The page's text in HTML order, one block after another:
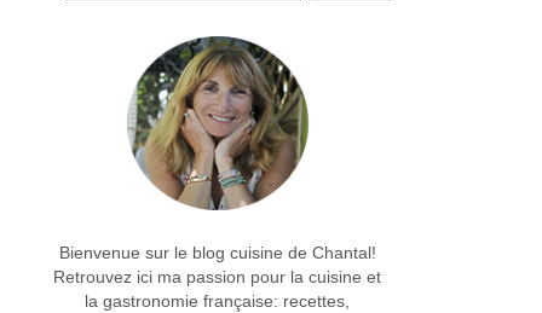
Bienvenue sur le blog cuisine de Chantal!
Retrouvez ici ma passion pour la cuisine et
la gastronomie française: recettes,